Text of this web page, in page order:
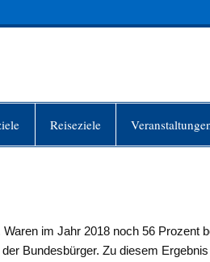
Reiseziele
im Jahr 2018 noch 56 Prozent
Bundesbürger. Zu diesem